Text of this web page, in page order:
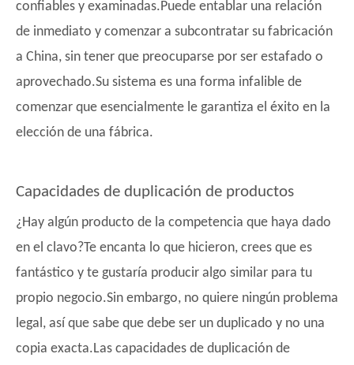
confiables y examinadas.Puede entablar una relación
de inmediato y comenzar a subcontratar su fabricación
a China, sin tener que preocuparse por ser estafado o
aprovechado.Su sistema es una forma infalible de
comenzar que esencialmente le garantiza el éxito en la
elección de una fábrica.
Capacidades de duplicación de productos
¿Hay algún producto de la competencia que haya dado
en el clavo?Te encanta lo que hicieron, crees que es
fantástico y te gustaría producir algo similar para tu
propio negocio.Sin embargo, no quiere ningún problema
legal, así que sabe que debe ser un duplicado y no una
copia exacta.Las capacidades de duplicación de